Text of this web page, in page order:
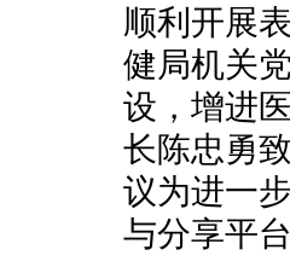
顺利开展
健局机关
设，增进
长陈忠勇
议为进一
与分享平